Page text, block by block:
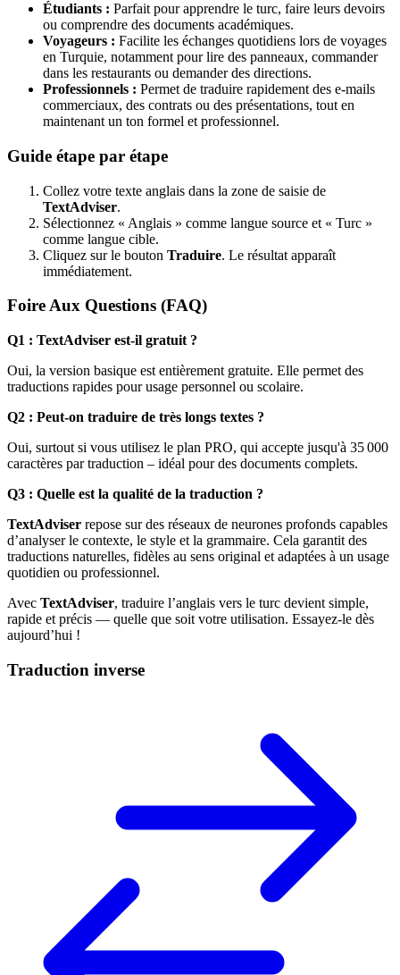
Étudiants : Parfait pour apprendre le turc, faire leurs devoirs
ou comprendre des documents académiques.
Voyageurs : Facilite les échanges quotidiens lors de voyages
en Turquie, notamment pour lire des panneaux, commander
dans les restaurants ou demander des directions.
Professionnels : Permet de traduire rapidement des e-mails
commerciaux, des contrats ou des présentations, tout en
maintenant un ton formel et professionnel.
Guide étape par étape
Collez votre texte anglais dans la zone de saisie de
TextAdviser.
Sélectionnez « Anglais » comme langue source et « Turc »
comme langue cible.
Cliquez sur le bouton Traduire. Le résultat apparaît
immédiatement.
Foire Aux Questions (FAQ)
Q1 : TextAdviser est-il gratuit ?
Oui, la version basique est entièrement gratuite. Elle permet des
traductions rapides pour usage personnel ou scolaire.
Q2 : Peut-on traduire de très longs textes ?
Oui, surtout si vous utilisez le plan PRO, qui accepte jusqu'à 35 000
caractères par traduction – idéal pour des documents complets.
Q3 : Quelle est la qualité de la traduction ?
TextAdviser repose sur des réseaux de neurones profonds capables
d’analyser le contexte, le style et la grammaire. Cela garantit des
traductions naturelles, fidèles au sens original et adaptées à un usage
quotidien ou professionnel.
Avec TextAdviser, traduire l’anglais vers le turc devient simple,
rapide et précis — quelle que soit votre utilisation. Essayez-le dès
aujourd’hui !
Traduction inverse